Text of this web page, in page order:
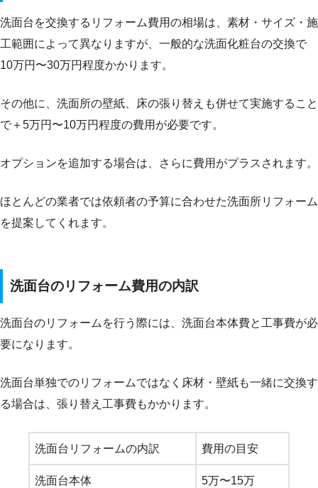
洗面台を交換するリフォーム費用の相場は、素材・サイズ・施
工範囲によって異なりますが、一般的な洗面化粧台の交換で
10万円〜30万円程度かかります。
その他に、洗面所の壁紙、床の張り替えも併せて実施すること
で＋5万円〜10万円程度の費用が必要です。
オプションを追加する場合は、さらに費用がプラスされます。
ほとんどの業者では依頼者の予算に合わせた洗面所リフォーム
を提案してくれます。
洗面台のリフォーム費用の内訳
洗面台のリフォームを行う際には、洗面台本体費と工事費が必
要になります。
洗面台単独でのリフォームではなく床材・壁紙も一緒に交換す
る場合は、張り替え工事費もかかります。
洗面台リフォームの内訳 費用の目安
洗面台本体 5万〜15万